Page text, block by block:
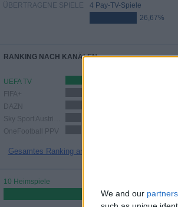
We and our partners
ÜBERTRAGENE SPIELE
4 Pay-TV-Spiele
26,67%
RANKING NACH KANÄLEN
UEFA TV
FIFA+
DAZN
OneFootball PPV
Gesamtes Ranking anzeigen
10 Heimspiele
66,67%